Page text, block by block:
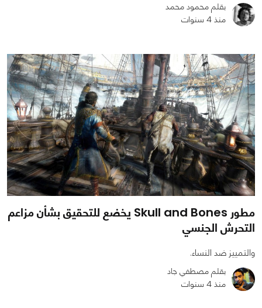
1990
0
0
بقلم محمود محمد
منذ 4 سنوات
مطور Skull and Bones يخضع للتحقيق بشأن مزاعم
التحرش الجنسي
والتمييز ضد النساء.
بقلم مصطفي جاد
منذ 4 سنوات